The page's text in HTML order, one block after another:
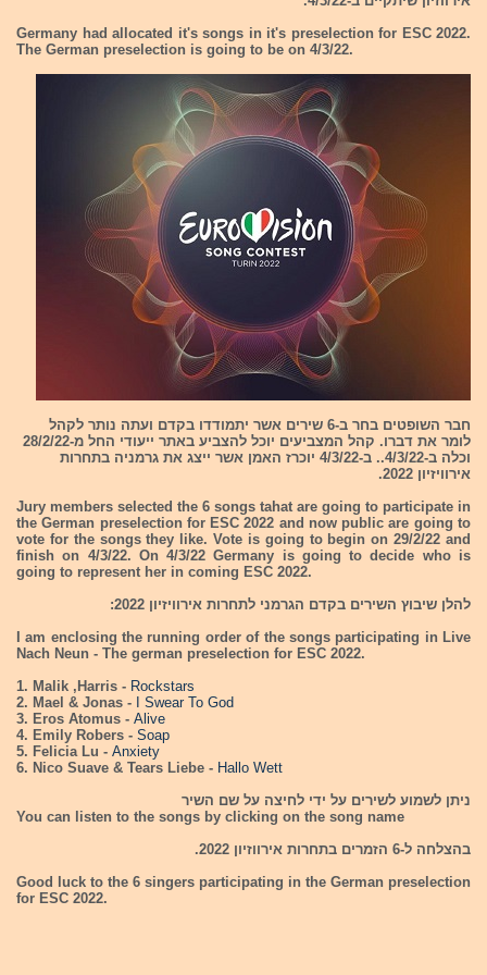
Germany had allocated it's songs in it's preselection for ESC 2022.
The German preselection is going to be on 4/3/22.
חבר השופטים בחר ב-6 שירים אשר יתמודדו בקדם ועתה נותר לקהל
לומר את דברו. קהל המצביעים יוכל להצביע באתר ייעודי החל מ-28/2/22
וכלה ב-4/3/22.. ב-4/3/22 יוכרז האמן אשר ייצג את גרמניה בתחרות
אירוויזיון 2022.
Jury members selected the 6 songs tahat are going to participate in
the German preselection for ESC 2022 and now public are going to
vote for the songs they like. Vote is going to begin on 29/2/22 and
finish on 4/3/22. On 4/3/22 Germany is going to decide who is
going to represent her in coming ESC 2022.
להלן שיבוץ השירים בקדם הגרמני לתחרות אירוויזיון 2022:
I am enclosing the running order of the songs participating in Live
Nach Neun - The german preselection for ESC 2022.
1. Malik ,Harris - Rockstars
2. Mael & Jonas -
I Swear To God
3. Eros Atomus - Alive
4. Emily Robers - Soap
5. Felicia Lu - Anxiety
6. Nico Suave & Tears Liebe - Hallo Wett
ניתן לשמוע לשירים על ידי לחיצה על שם השיר
You can listen to the songs by clicking on the song name
בהצלחה ל-6 הזמרים בתחרות אירווזיון 2022.
Good luck to the 6 singers participating in the German preselection
for ESC 2022.